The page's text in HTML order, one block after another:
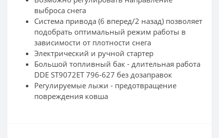
выброса снега
Система привода (6 вперед/2 назад) позволяет
подобрать оптимальный режим работы в
зависимости от плотности снега
Электрический и ручной стартер
Большой топливный бак - длительная работа
DDE ST9072ET 796-627 без дозаправок
Регулируемые лыжи - предотвращение
повреждения ковша